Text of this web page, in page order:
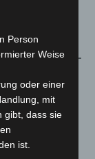
2.798
5.035
Person
Weise
oder einer
mit
gibt, dass sie
ist.